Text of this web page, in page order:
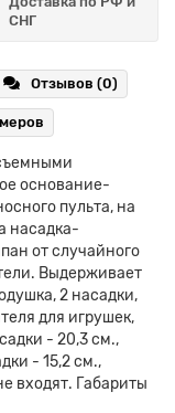
СНГ
Отзывов (0)
основание-
пульта, на
насадка-
от случайного
Выдерживает
2 насадки,
для игрушек,
- 20,3 см.,
- 15,2 см.,
входят. Габариты